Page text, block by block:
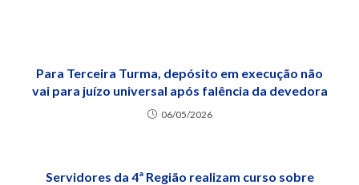
Para Terceira Turma, depósito em execução não
vai para juízo universal após falência da devedora
06/05/2026
Servidores da 4ª Região realizam curso sobre